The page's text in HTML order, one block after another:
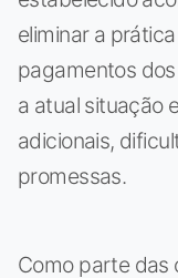
eliminar a
pagamentos
a atual situação
adicionais,
promessas.
Como parte das